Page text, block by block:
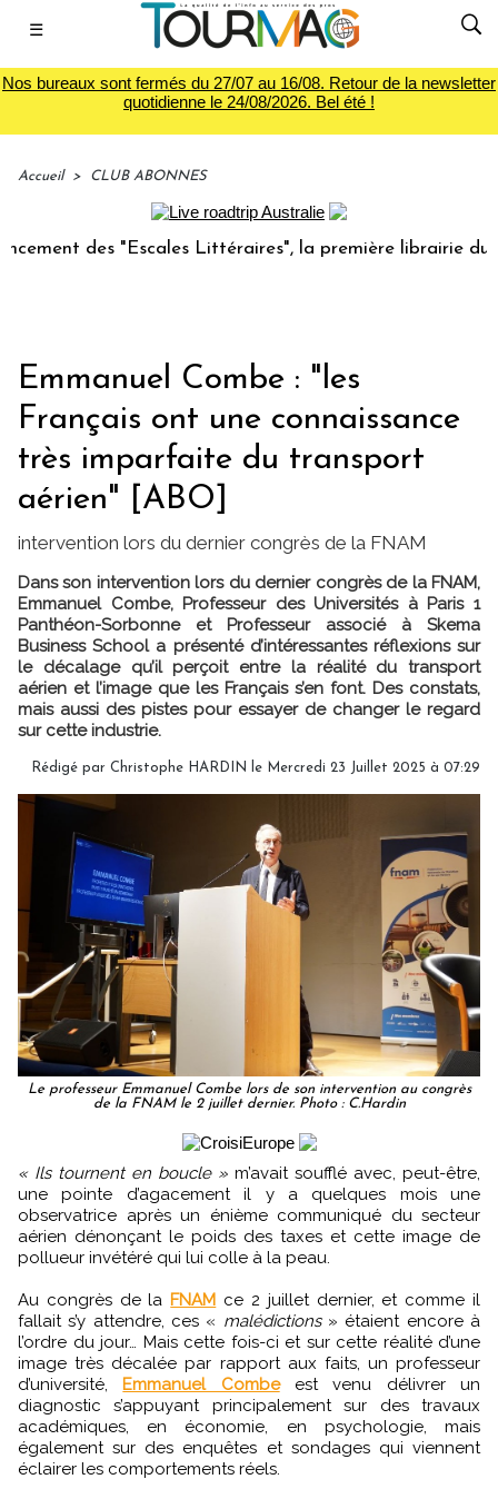
☰
Nos bureaux sont fermés du 27/07 au 16/08. Retour de la newsletter
quotidienne le 24/08/2026. Bel été !
Accueil > CLUB ABONNES
"Escales Littéraires", la première librairie du voyage
Emmanuel Combe : "les
Français ont une connaissance
très imparfaite du transport
aérien" [ABO]
intervention lors du dernier congrès de la FNAM
Dans son intervention lors du dernier congrès de la FNAM,
Emmanuel Combe, Professeur des Universités à Paris 1
Panthéon-Sorbonne et Professeur associé à Skema
Business School a présenté d’intéressantes réflexions sur
le décalage qu’il perçoit entre la réalité du transport
aérien et l’image que les Français s’en font. Des constats,
mais aussi des pistes pour essayer de changer le regard
sur cette industrie.
Rédigé par Christophe HARDIN le Mercredi 23 Juillet 2025 à 07:29
Le professeur Emmanuel Combe lors de son intervention au congrès
de la FNAM le 2 juillet dernier. Photo : C.Hardin
« Ils tournent en boucle » m’avait soufflé avec, peut-être,
une pointe d’agacement il y a quelques mois une
observatrice après un énième communiqué du secteur
aérien dénonçant le poids des taxes et cette image de
pollueur invétéré qui lui colle à la peau.
Au congrès de la FNAM ce 2 juillet dernier, et comme il
fallait s’y attendre, ces « malédictions» étaient encore à
l’ordre du jour… Mais cette fois-ci et sur cette réalité d’une
image très décalée par rapport aux faits, un professeur
d’université, Emmanuel Combeest venu délivrer un
diagnostic s’appuyant principalement sur des travaux
académiques, en économie, en psychologie, mais
également sur des enquêtes et sondages qui viennent
éclairer les comportements réels.